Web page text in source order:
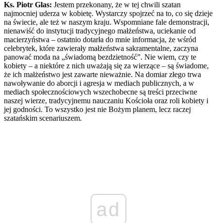
Ks. Piotr Glas: Jestem przekonany, że w tej chwili szatan
najmocniej uderza w kobietę. Wystarczy spojrzeć na to, co się dzieje
na świecie, ale też w naszym kraju. Wspomniane fale demonstracji,
nienawiść do instytucji tradycyjnego małżeństwa, uciekanie od
macierzyństwa – ostatnio dotarła do mnie informacja, że wśród
celebrytek, które zawierały małżeństwa sakramentalne, zaczyna
panować moda na „świadomą bezdzietność”. Nie wiem, czy te
kobiety – a niektóre z nich uważają się za wierzące – są świadome,
że ich małżeństwo jest zawarte nieważnie. Na domiar złego trwa
nawoływanie do aborcji i agresja w mediach publicznych, a w
mediach społecznościowych wszechobecne są treści przeciwne
naszej wierze, tradycyjnemu nauczaniu Kościoła oraz roli kobiety i
jej godności. To wszystko jest nie Bożym planem, lecz raczej
szatańskim scenariuszem.
ad